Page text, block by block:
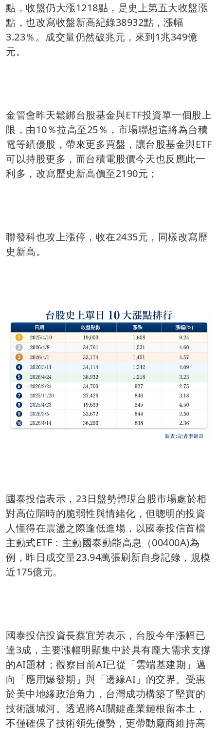
點，收盤仍大漲1218點，是史上第五大收盤漲
點，也改寫收盤新高紀錄38932點，漲幅
3.23％。成交量仍然破兆元，來到1兆349億
元。
金管會昨天鬆綁台股基金與ETF投資單一個股上
限，由10％拉高至25％，市場聯想這將為台積
電等績優股，帶來更多買盤，讓台股基金與ETF
可以持股更多，而台積電股價今天也反應此一
利多，改寫歷史新高價至2190元；
聯發科也攻上漲停，收在2435元，同樣改寫歷
史新高。
國泰投信表示，23日盤勢體現台股市場處於相
對高位階時的脆弱性與情緒化，但聰明的投資
人懂得在震盪之際逢低進場，以國泰投信首檔
主動式ETF：主動國泰動能高息（00400A)為
例，昨日成交量23.94萬張刷新自身記錄，規模
近175億元。
國泰投信投資長蔡宜芳表示，台股今年漲幅已
達3成，主要漲幅明顯集中於具有龐大需求支撐
的AI題材；觀察目前AI已從「雲端基建期」邁
向「應用爆發期」與「邊緣AI」的交界。受惠
於美中地緣政治角力，台灣成功構築了堅實的
技術護城河。透過將AI關鍵產業鏈根留本土，
不僅確保了技術領先優勢，更帶動廠商維持高